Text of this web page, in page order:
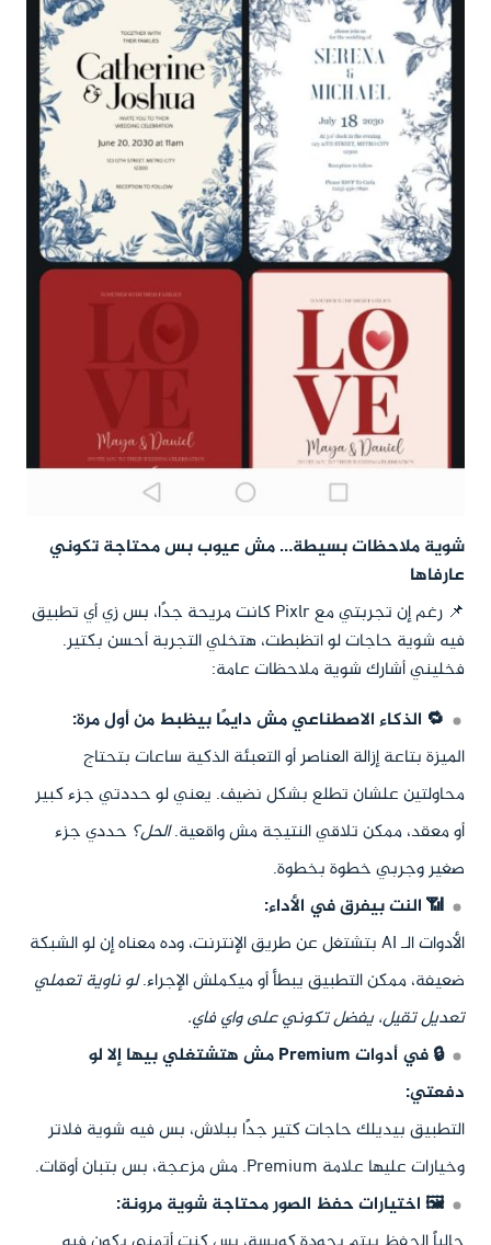
شوية ملاحظات بسيطة… مش عيوب بس محتاجة تكوني
عارفاها
📌 رغم إن تجربتي مع Pixlr كانت مريحة جدًا، بس زي أي تطبيق
فيه شوية حاجات لو اتظبطت، هتخلي التجربة أحسن بكتير.
فخليني أشارك شوية ملاحظات عامة:
🔁 الذكاء الاصطناعي مش دايمًا بيظبط من أول مرة:
الميزة بتاعة إزالة العناصر أو التعبئة الذكية ساعات بتحتاج
محاولتين علشان تطلع بشكل نضيف. يعني لو حددتي جزء كبير
أو معقد، ممكن تلاقي النتيجة مش واقعية.الحل؟ حددي جزء
صغير وجربي خطوة بخطوة.
📶 النت بيفرق في الأداء:
الأدوات الـ AI بتشتغل عن طريق الإنترنت، وده معناه إن لو الشبكة
ضعيفة، ممكن التطبيق يبطأ أو ميكملش الإجراء.لو ناوية تعملي
تعديل تقيل، يفضل تكوني على واي فاي.
🔒 في أدوات Premium مش هتشتغلي بيها إلا لو
دفعتي:
التطبيق بيديلك حاجات كتير جدًا ببلاش، بس فيه شوية فلاتر
وخيارات عليها علامة Premium. مش مزعجة، بس بتبان أوقات.
🖼️ اختيارات حفظ الصور محتاجة شوية مرونة: